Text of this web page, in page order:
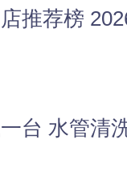
台 水管清